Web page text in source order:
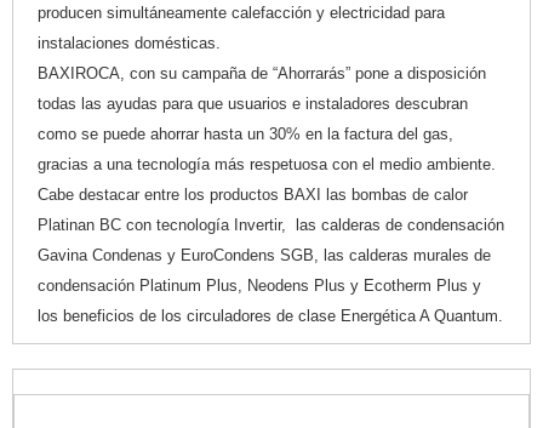
producen simultáneamente calefacción y electricidad para
instalaciones domésticas.
BAXIROCA, con su campaña de “Ahorrarás” pone a disposición
todas las ayudas para que usuarios e instaladores descubran
como se puede ahorrar hasta un 30% en la factura del gas,
gracias a una tecnología más respetuosa con el medio ambiente.
Cabe destacar entre los productos BAXI las bombas de calor
Platinan BC con tecnología Invertir, las calderas de condensación
Gavina Condenas y EuroCondens SGB, las calderas murales de
condensación Platinum Plus, Neodens Plus y Ecotherm Plus y
los beneficios de los circuladores de clase Energética A Quantum.